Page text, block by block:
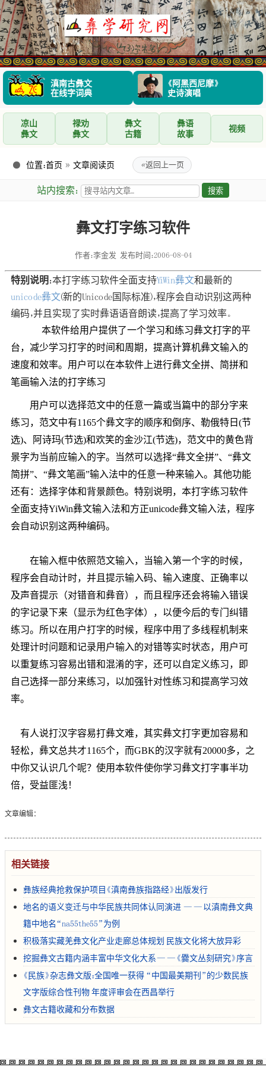
滇南古彝文
在线字词典
《阿黑西尼摩》
史诗演唱
凉山
彝文
禄劝
彝文
彝文
古籍
彝语
故事
视频
位置：首页 » 文章阅读页 «返回上一页
站内搜索：
彝文打字练习软件
作者：李金发 发布时间：2006-08-04
特别说明 ：本打字练习软件全面支持YiWin彝文和最新的
unicode彝文(新的Unicode国际标准)，程序会自动识别这两种
编码，并且实现了实时彝语语音朗读，提高了学习效率。
本软件给用户提供了一个学习和练习彝文打字的平
台，减少学习打字的时间和周期，提高计算机彝文输入的
速度和效率。用户可以在本软件上进行彝文全拼、简拼和
笔画输入法的打字练习
用户可以选择范文中的任意一篇或当篇中的部分字来
练习，范文中有1165个彝文字的顺序和倒序、勒俄特日 (节
选)、阿诗玛(节选)和欢笑的金沙江(节选)，范文中的黄色背
景字为当前应输入的字。当然可以选择“彝文全拼”、“彝文
简拼”、“彝文笔画”输入法中的任意一种来输入。其他功能
还有：选择字体和背景颜色。特别说明，本打字练习软件
全面支持YiWin彝文输入法和方正unicode彝文输入法，程序
会自动识别这两种编码。
在输入框中依照范文输入，当输入第一个字的时候，
程序会自动计时，并且提示输入码、输入速度、正确率以
及声音提示（对错音和彝音），而且程序还会将输入错误
的字记录下来（显示为红色字体），以便今后的专门纠错
练习。所以在用户打字的时候，程序中用了多线程机制来
处理计时问题和记录用户输入的对错等实时状态，用户可
以重复练习容易出错和混淆的字，还可以自定义练习，即
自己选择一部分来练习，以加强针对性练习和提高学习效
率。
有人说打汉字容易打彝文难，其实彝文打字更加容易和
轻松，彝文总共才1165个，而GBK的汉字就有20000多，之
中你又认识几个呢？使用本软件使你学习彝文打字事半功
倍，受益匪浅！
文章编辑：
相关链接
彝族经典抢救保护项目《滇南彝族指路经》出版发行
地名的语义变迁与中华民族共同体认同演进 ——以滇南彝文典
籍中地名“na55the55”为例
积极落实藏羌彝文化产业走廊总体规划 民族文化将大放异彩
挖掘彝文古籍内涵丰富中华文化大系——《爨文丛刻研究》序言
《民族》杂志彝文版：全国唯一获得 “中国最美期刊”的少数民族
文字版综合性刊物 年度评审会在西昌举行
彝文古籍收藏和分布数据